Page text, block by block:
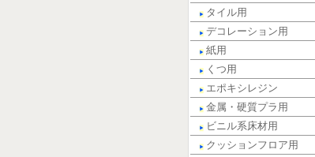
タイル用
デコレーション用
紙用
くつ用
エポキシレジン
金属・硬質プラ用
ビニル系床材用
クッションフロア用